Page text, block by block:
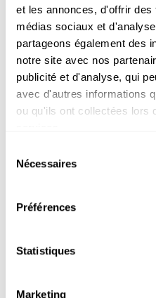
et les annonces, d'offrir
médias sociaux et
partageons également des
notre site avec nos
publicité et d'analyse, qui
avec d'autres informations
ou qu'ils ont collectées lors
Nécessaires
Préférences
Statistiques
Marketing
DATE
ADULTS